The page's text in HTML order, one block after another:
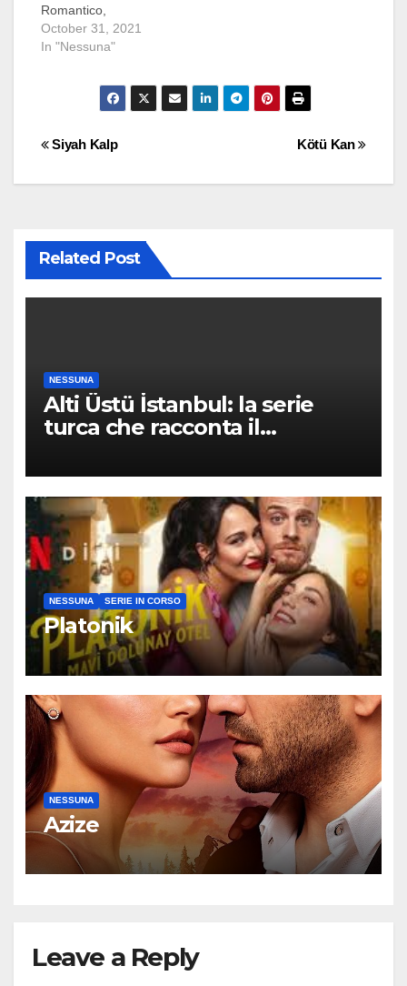
Romantico,
DrammaticoEpisodi:
8Rete di trasmissione:
trasmissione: 9 giugno
2021 - 4 agosto
produzione: Ojo
PicturesDirettore:
Turchia Sinossi Leyla
(Bensu Soral) è una
bella ragazza
laboriosa, orientata ai
October 31, 2021
In "Nessuna"
Post
navigation
Kötü Kan
Siyah Kalp
Related Post
NESSUNA
Alti Üstü İstanbul: la serie
turca che racconta il
per caso
NESSUNA SERIE IN CORSO
Platonik
NESSUNA
Azize
Leave a Reply